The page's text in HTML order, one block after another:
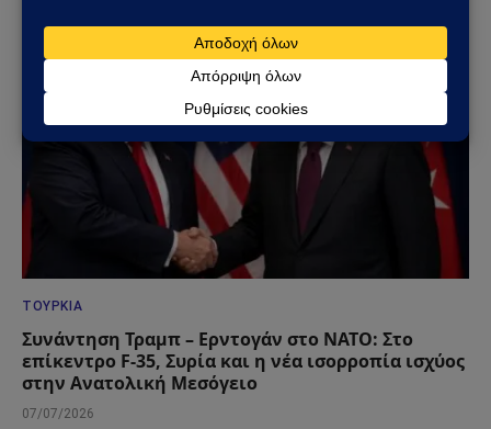
ΤΟΥΡΚΊΑ
Συνάντηση Τραμπ – Ερντογάν στο ΝΑΤΟ: Στο
επίκεντρο F-35, Συρία και η νέα ισορροπία ισχύος
στην Ανατολική Μεσόγειο
07/07/2026